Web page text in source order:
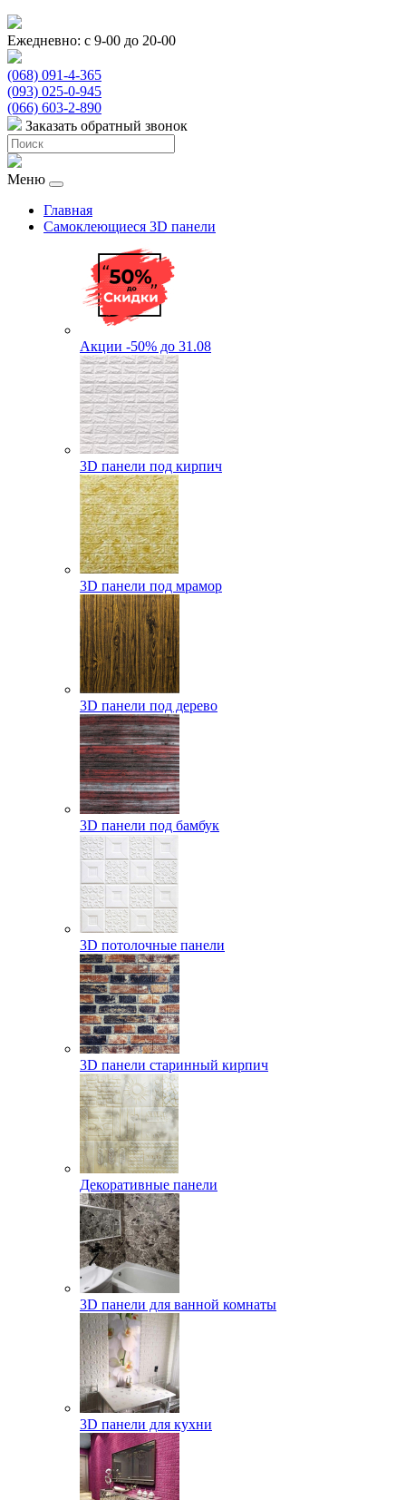
Ежедневно: с 9-00 до 20-00
(068) 091-4-365
(093) 025-0-945
(066) 603-2-890
Заказать обратный звонок
Меню
Главная
Самоклеющиеся 3D панели
Акции -50% до 31.08
3D панели под кирпич
3D панели под мрамор
3D панели под дерево
3D панели под бамбук
3D потолочные панели
3D панели старинный кирпич
Декоративные панели
3D панели для ванной комнаты
3D панели для кухни